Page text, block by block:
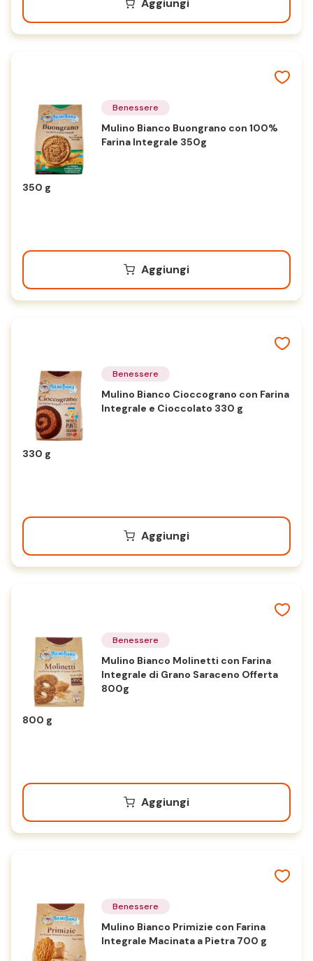
Aggiungi
Benessere
Mulino Bianco Buongrano con 100%
Farina Integrale 350g
350 g
Aggiungi
Benessere
Mulino Bianco Cioccograno con Farina
Integrale e Cioccolato 330 g
330 g
Aggiungi
Benessere
Mulino Bianco Molinetti con Farina
Integrale di Grano Saraceno Offerta
800g
800 g
Aggiungi
Benessere
Mulino Bianco Primizie con Farina
Integrale Macinata a Pietra 700 g